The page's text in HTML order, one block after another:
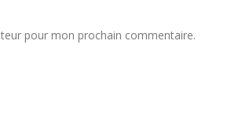
pour mon prochain commentaire.